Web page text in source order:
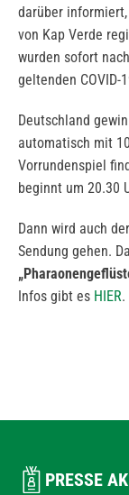
darüber
von Kap Verde
wurden sofort
geltenden
Deutschland
automatisch mit
Vorrundenspiel
beginnt um 20.30
Dann wird auch
Sendung gehen.
Infos gibt es HIER.
PRESSE